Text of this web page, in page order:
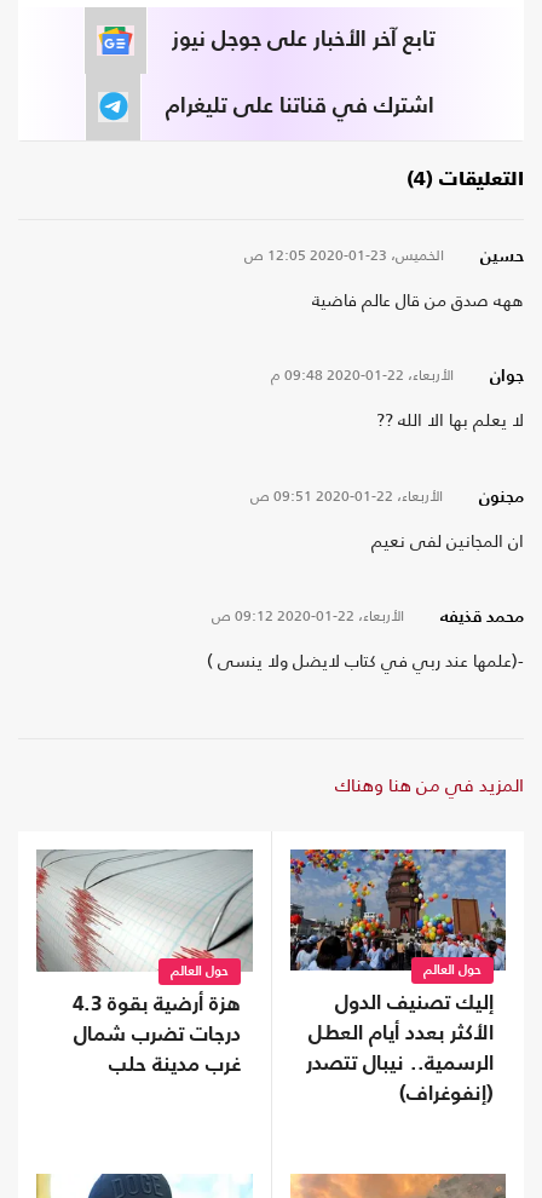
تابع آخر الأخبار على جوجل نيوز
اشترك في قناتنا على تليغرام
التعليقات (4)
حسين الخميس، 23-01-2020 12:05 ص
ههه صدق من قال عالم فاضية
جوان الأربعاء، 22-01-2020 09:48 م
لا يعلم بها الا الله ??
مجنون الأربعاء، 22-01-2020 09:51 ص
ان المجانين لفى نعيم
محمد قذيفه الأربعاء، 22-01-2020 09:12 ص
-(علمها عند ربي في كتاب لايضل ولا ينسى )
المزيد في من هنا وهناك
حول العالم
إليك تصنيف الدول
الأكثر بعدد أيام العطل
الرسمية.. نيبال تتصدر
(إنفوغراف)
حول العالم
هزة أرضية بقوة 4.3
درجات تضرب شمال
غرب مدينة حلب